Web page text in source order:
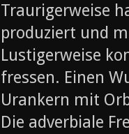
Traurigerweise
produziert und
Lustigerweise
fressen. Einen
Urankern mit
Die adverbiale